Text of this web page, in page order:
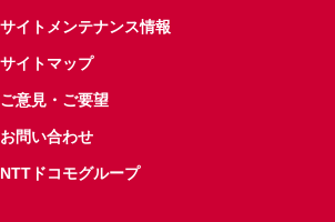
サイトメンテナンス情報
サイトマップ
ご意見・ご要望
お問い合わせ
NTTドコモグループ